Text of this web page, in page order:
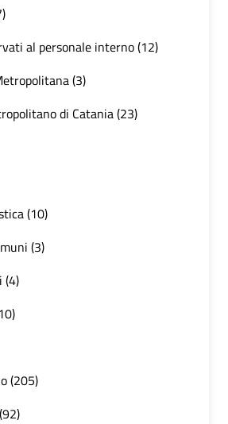
al personale interno (12)
(3)
di Catania (23)
(10)
(3)
(4)
(205)